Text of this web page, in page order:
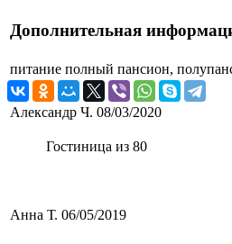
Дополнительная
питание полный пансион,
Александр Ч. 08/03/2020
Гостиница из 80
Анна Т. 06/05/2019